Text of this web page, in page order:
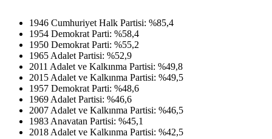
1946 Cumhuriyet Halk Partisi: %85,4
1954 Demokrat Parti: %58,4
1950 Demokrat Parti: %55,2
1965 Adalet Partisi: %52,9
2011 Adalet ve Kalkınma Partisi: %49,8
2015 Adalet ve Kalkınma Partisi: %49,5
1957 Demokrat Parti: %48,6
1969 Adalet Partisi: %46,6
2007 Adalet ve Kalkınma Partisi: %46,5
1983 Anavatan Partisi: %45,1
2018 Adalet ve Kalkınma Partisi: %42,5